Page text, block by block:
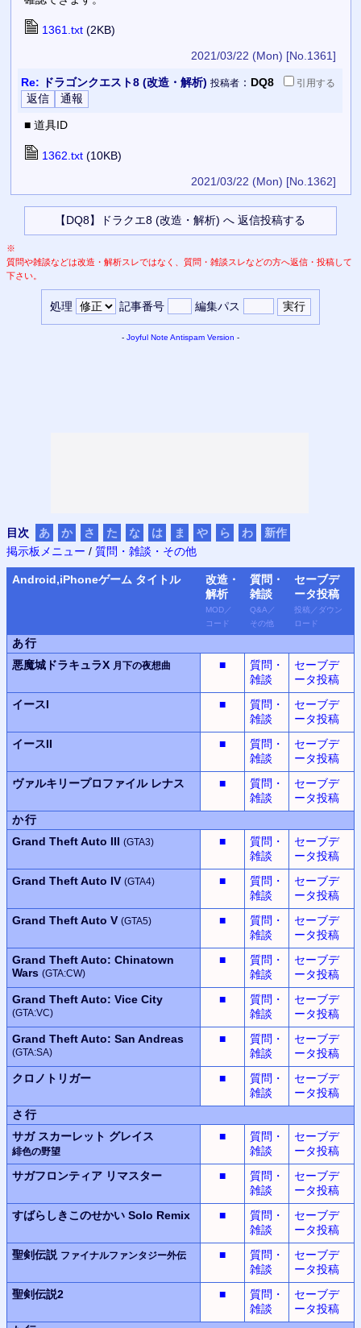
1361.txt(2KB)
2021/03/22 (Mon) [No.1361]
Re: ドラゴンクエスト8 (改造・解析) 投稿者： DQ8 引用する
■ 道具ID
1362.txt(10KB)
2021/03/22 (Mon) [No.1362]
※
質問や雑談などは改造・解析スレではなく、質問・雑談スレなどの方へ返信・投稿して
下さい。
処理 記事番号 編集パス
- Joyful Note Antispam Version -
目次 あ か さ た な は ま や ら わ
新作
掲示板メニュー / 質問・雑談・その他
Android,iPhoneゲーム タイトル
改造・
解析
MOD ／
コード
質問・
雑談
Q&A ／
その他
セーブデ
ータ投稿
投稿 ／ ダウン
ロード
あ行
悪魔城ドラキュラX 月下の夜想曲 ■
質問・
雑談
セーブデ
ータ投稿
イースI
■
質問・
雑談
セーブデ
ータ投稿
イースII
■
質問・
雑談
セーブデ
ータ投稿
ヴァルキリープロファイル レナス ■
質問・
雑談
セーブデ
ータ投稿
か行
Grand Theft Auto III (GTA3) ■
質問・
雑談
セーブデ
ータ投稿
Grand Theft Auto IV (GTA4) ■
質問・
雑談
セーブデ
ータ投稿
Grand Theft Auto V (GTA5) ■
質問・
雑談
セーブデ
ータ投稿
Grand Theft Auto: Chinatown
Wars (GTA:CW)
■
質問・
雑談
セーブデ
ータ投稿
Grand Theft Auto: Vice City
(GTA:VC)
■
質問・
雑談
セーブデ
ータ投稿
Grand Theft Auto: San Andreas
(GTA:SA)
■
質問・
雑談
セーブデ
ータ投稿
クロノトリガー
■
質問・
雑談
セーブデ
ータ投稿
さ行
サガ スカーレット グレイス
緋色の野望
■
質問・
雑談
セーブデ
ータ投稿
サガフロンティア リマスター ■
質問・
雑談
セーブデ
ータ投稿
すばらしきこのせかい Solo Remix ■
質問・
雑談
セーブデ
ータ投稿
聖剣伝説 ファイナルファンタジー外伝 ■
質問・
雑談
セーブデ
ータ投稿
聖剣伝説2
■
質問・
雑談
セーブデ
ータ投稿